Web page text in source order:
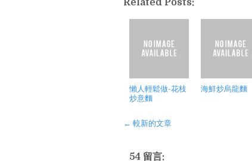
懶人輕鬆做-花枝
炒意麵
海鮮炒烏龍麵
← 較新的文章
54 留言: